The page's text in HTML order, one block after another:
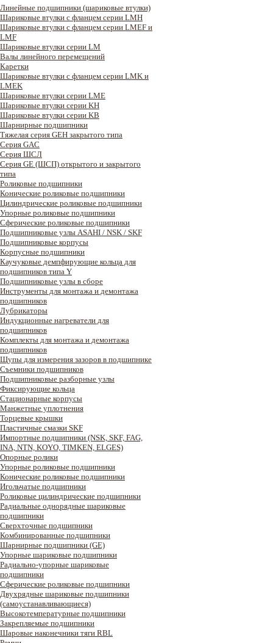
Линейные подшипники (шариковые втулки)
Шариковые втулки с фланцем серии LMH
Шариковые втулки с фланцем серии LMEF и
LMF
Шариковые втулки серии LM
Валы линейного перемещений
Каретки
Шариковые втулки с фланцем серии LMK и
LMEK
Шариковые втулки серии LME
Шариковые втулки серии KH
Шариковые втулки серии KB
Шарнирные подшипники
Тяжелая серия GEH закрытого типа
Серия GAC
Cерия ШСЛ
Серия GE (ШСП) открытого и закрытого
типа
Роликовые подшипники
Конические роликовые подшипники
Цилиндрические роликовые подшипники
Упорные роликовые подшипники
Сферические роликовые подшипники
Подшипниковые узлы ASAHI / NSK / SKF
Подшипниковые корпусы
Корпусные подшипники
Каучуковые демпфирующие кольца для
подшипников типа Y
Подшипниковые узлы в сборе
Инструменты для монтажа и демонтажа
подшипников
Лубрикаторы
Индукционные нагреватели для
подшипников
Комплекты для монтажа и демонтажа
подшипников
Щупы для измерения зазоров в подшипнике
Съемники подшипников
Подшипниковые разборные узлы
Фиксирующие кольца
Стационарные корпусы
Манжетные уплотнения
Торцевые крышки
Пластичные смазки SKF
Импортные подшипники (NSK, SKF, FAG,
INA, NTN, KOYO, TIMKEN, ELGES)
Опорные ролики
Упорные роликовые подшипники
Конические роликовые подшипники
Игольчатые подшипники
Роликовые цилиндрические подшипники
Радиальные однорядные шариковые
подшипники
Сверхточные подшипники
Комбинированные подшипники
Шарнирные подшипники (GE)
Упорные шариковые подшипники
Радиально-упорные шариковые
подшипники
Сферические роликовые подшипники
Двухрядные шариковые подшипники
(самоустанавливающиеся)
Высокотемпературные подшипники
Закрепляемые подшипники
Шаровые наконечники тяги RBL